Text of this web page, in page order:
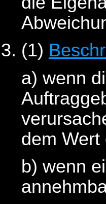
(1)
a) wenn
dem
b) wenn